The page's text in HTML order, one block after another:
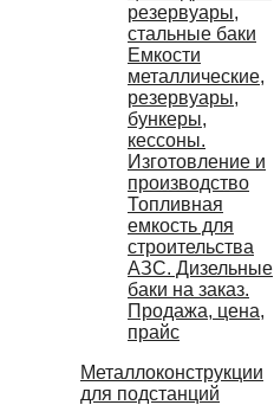
резервуары,
стальные баки
Емкости
металлические,
резервуары,
бункеры,
кессоны.
Изготовление и
производство
Топливная
емкость для
строительства
АЗС. Дизельные
баки на заказ.
Продажа, цена,
прайс
Металлоконструкции
для подстанций